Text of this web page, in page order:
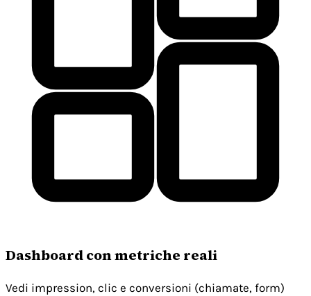
Dashboard con metriche reali
Vedi impression, clic e conversioni (chiamate, form)